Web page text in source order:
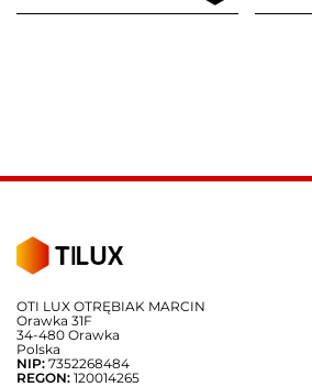
OTI LUX OTRĘBIAK MARCIN
Orawka 31F
34-480 Orawka
Polska
NIP: 7352268484
REGON: 120014265